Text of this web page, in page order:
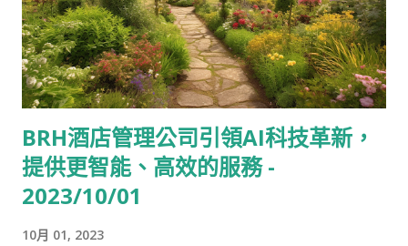
BRH酒店管理公司引領AI科技革新，
提供更智能、高效的服務 -
2023/10/01
10月 01, 2023